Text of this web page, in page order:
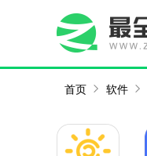
首页 软件